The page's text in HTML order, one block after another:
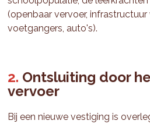
(openbaar vervoer, infrastructuur
voetgangers, auto's).
Ontsluiting door
vervoer
Bij een nieuwe vestiging is